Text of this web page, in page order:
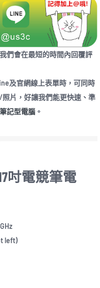
我們會在最短的時間內回覆評
及官網線上表單時，可同時
片，好讓我們能更快速、準
筆記型電腦 。
17吋電競筆電
left)